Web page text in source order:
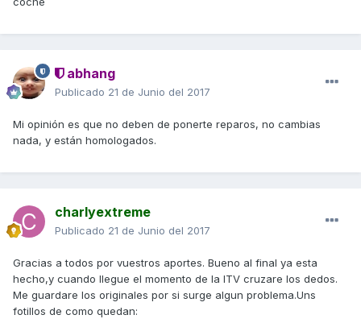
abhang
Publicado 21 de Junio del 2017
Mi opinión es que no deben de ponerte reparos, no cambias
nada, y están homologados.
charlyextreme
Publicado 21 de Junio del 2017
Gracias a todos por vuestros aportes. Bueno al final ya esta
hecho,y cuando llegue el momento de la ITV cruzare los dedos.
Me guardare los originales por si surge algun problema.Uns
fotillos de como quedan: